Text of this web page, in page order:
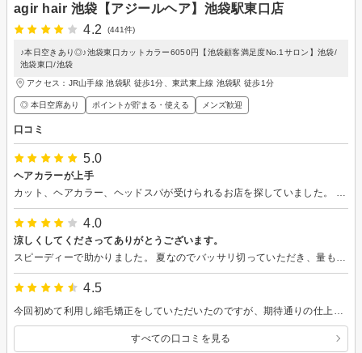
agir hair 池袋【アジールヘア】池袋駅東口店
4.2
(441件)
♪本日空きあり◎♪池袋東口カットカラー6050円【池袋顧客満足度No.1サロン】池袋/
池袋東口/池袋
アクセス：JR山手線 池袋駅 徒歩1分、東武東上線 池袋駅 徒歩1分
◎ 本日空席あり ポイントが貯まる・使える メンズ歓迎
口コミ
5.0
ヘアカラーが上手
4.0
涼しくしてくださってありがとうございます。
4.5
すべての口コミを見る